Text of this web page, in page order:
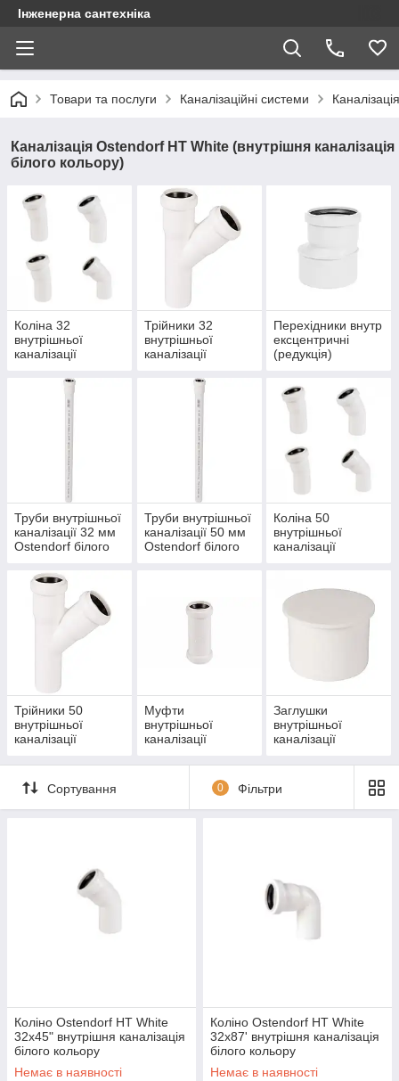
Інженерна сантехніка
Товари та послуги Каналізаційні системи
Каналізація Ostendorf HT White (внутрішня каналізація
білого кольору)
Коліна 32
внутрішньої
каналізації
Трійники 32
внутрішньої
каналізації
Перехідники внутр
ексцентричні
(редукція)
Труби внутрішньої
каналізації 32 мм
Ostendorf білого
Труби внутрішньої
каналізації 50 мм
Ostendorf білого
Коліна 50
внутрішньої
каналізації
Трійники 50
внутрішньої
каналізації
кольору
Муфти
внутрішньої
каналізації
кольору
Заглушки
внутрішньої
каналізації
кольору
Сортування
0 Фільтри
Коліно Ostendorf HT White
32х45" внутрішня каналізація
білого кольору
Немає в наявності
Коліно Ostendorf HT White
32х87' внутрішня каналізація
білого кольору
Немає в наявності